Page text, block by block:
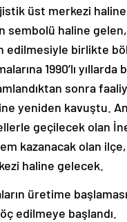
üst merkezi haline
sembolü haline
edilmesiyle birlikte
1990’lı
sonra
yeniden kavuştu.
geçilecek olan
kazanacak olan
haline gelecek.
üretime
edilmeye başlandı.